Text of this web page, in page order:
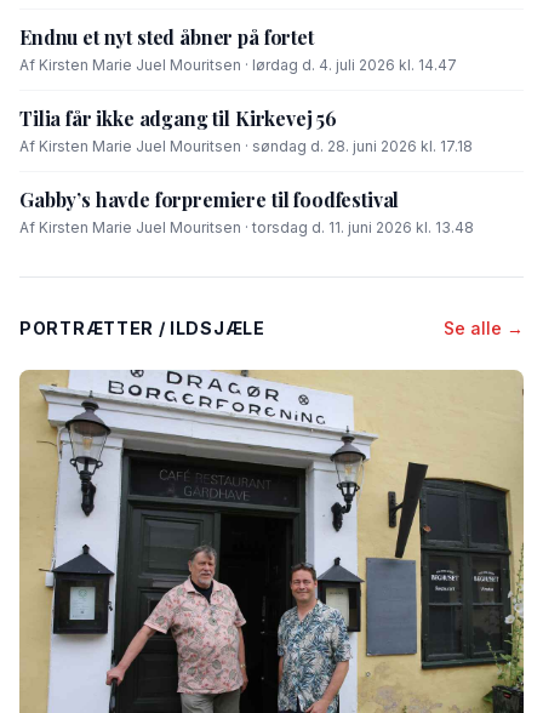
Endnu et nyt sted åbner på fortet
Af Kirsten Marie Juel Mouritsen · lørdag d. 4. juli 2026 kl. 14.47
Tilia får ikke adgang til Kirkevej 56
Af Kirsten Marie Juel Mouritsen · søndag d. 28. juni 2026 kl. 17.18
Gabby’s havde forpremiere til foodfestival
Af Kirsten Marie Juel Mouritsen · torsdag d. 11. juni 2026 kl. 13.48
PORTRÆTTER / ILDSJÆLE Se alle →